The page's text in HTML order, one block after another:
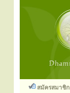
สมัครสมาชิก